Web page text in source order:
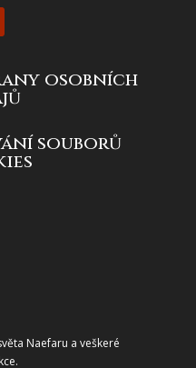
osobních
souborů
Naefaru a veškeré